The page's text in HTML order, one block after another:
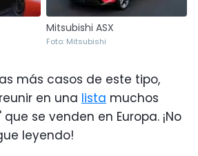
Mitsubishi ASX
Foto: Mitsubishi
más casos de este tipo,
en una lista muchos
se venden en Europa. ¡No
leyendo!